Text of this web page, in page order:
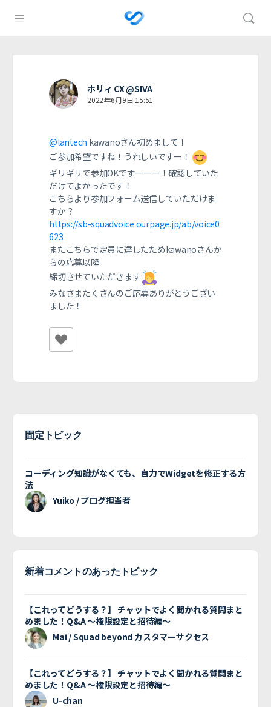
ホリィ CX @SIVA
2022年6月9日 15:51
@lantech kawanoさん初めまして！
ご参加希望ですね！うれしいですー！
ギリギリで参加OKですーーー！確認していた
だけてよかったです！
こちらより参加フォーム送信していただけま
すか？
https://sb-squadvoice.ourpage.jp/ab/voice0
623
またこちらで定員に達したためkawanoさんか
らの応募以降
締切させていただきます
みなさまたくさんのご応募ありがとうござい
ました！
固定トピック
コーディング知識がなくても、自力でWidgetを修正する方
法
Yuiko / ブログ担当者
新着コメントのあったトピック
【これってどうする？】 チャットでよく聞かれる質問まと
めました！Q&A 〜権限設定と招待編〜
Mai / Squad beyond カスタマーサクセス
【これってどうする？】 チャットでよく聞かれる質問まと
めました！Q&A 〜権限設定と招待編〜
U-chan